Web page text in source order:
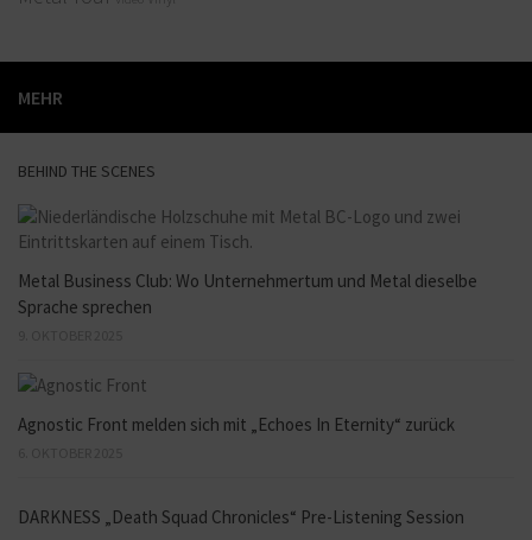
MEHR
BEHIND THE SCENES
Metal Business Club: Wo Unternehmertum und Metal dieselbe
Sprache sprechen
Agnostic Front melden sich mit „Echoes In Eternity“ zurück
DARKNESS „Death Squad Chronicles“ Pre-Listening Session